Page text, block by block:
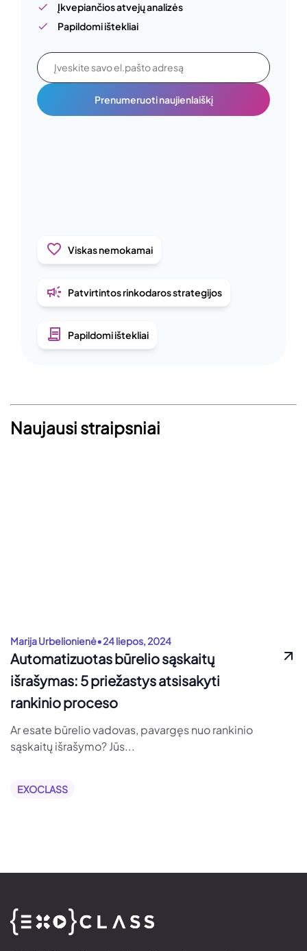
Įkvepiančios atvejų analizės
Papildomi ištekliai
Prenumeruoti naujienlaiškį
Viskas nemokamai
Patvirtintos rinkodaros strategijos
Papildomi ištekliai
Naujausi straipsniai
Marija Urbelionienė•24 liepos, 2024
Automatizuotas būrelio sąskaitų
išrašymas: 5 priežastys atsisakyti
rankinio proceso
Ar esate būrelio vadovas, pavargęs nuo rankinio
sąskaitų išrašymo? Jūs...
EXOCLASS